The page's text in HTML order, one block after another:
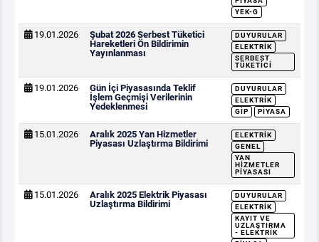
YEK-G
19.01.2026
Şubat 2026 Serbest Tüketici
Hareketleri Ön Bildirimin
Yayınlanması
DUYURULAR
ELEKTRIK
SERBEST
TÜKETICI
19.01.2026
Gün İçi Piyasasında Teklif
İşlem Geçmişi Verilerinin
Yedeklenmesi
DUYURULAR
ELEKTRIK
GİP
PIYASA
15.01.2026
Aralık 2025 Yan Hizmetler
Piyasası Uzlaştırma Bildirimi
ELEKTRIK
GENEL
YAN
HIZMETLER
PIYASASI
15.01.2026
Aralık 2025 Elektrik Piyasası
Uzlaştırma Bildirimi
DUYURULAR
ELEKTRIK
KAYIT VE
UZLAŞTIRMA
- ELEKTRIK